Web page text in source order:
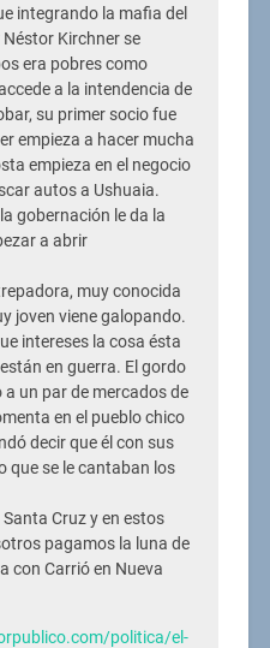
integrando la mafia del
Kirchner se
era pobres como
a la intendencia de
su primer socio fue
empieza a hacer mucha
empieza en el negocio
autos a Ushuaia.
gobernación le da la
a abrir
muy conocida
joven viene galopando.
intereses la cosa ésta
en guerra. El gordo
un par de mercados de
en el pueblo chico
decir que él con sus
que se le cantaban los
Cruz y en estos
pagamos la luna de
con Carrió en Nueva
politica/el-